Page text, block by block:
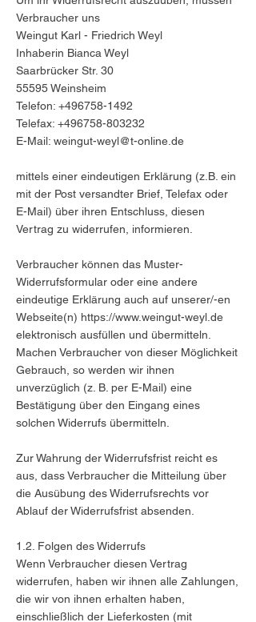
Verbraucher uns
Weingut Karl - Friedrich Weyl
Inhaberin Bianca Weyl
Saarbrücker Str. 30
55595 Weinsheim
Telefon: +496758-1492
Telefax: +496758-803232
E-Mail: weingut-weyl@t-online.de
mittels einer eindeutigen Erklärung (z.B. ein
mit der Post versandter Brief, Telefax oder
E-Mail) über ihren Entschluss, diesen
Vertrag zu widerrufen, informieren.
Verbraucher können das Muster-
Widerrufsformular oder eine andere
eindeutige Erklärung auch auf unserer/-en
Webseite(n) https://www.weingut-weyl.de
elektronisch ausfüllen und übermitteln.
Machen Verbraucher von dieser Möglichkeit
Gebrauch, so werden wir ihnen
unverzüglich (z. B. per E-Mail) eine
Bestätigung über den Eingang eines
solchen Widerrufs übermitteln.
Zur Wahrung der Widerrufsfrist reicht es
aus, dass Verbraucher die Mitteilung über
die Ausübung des Widerrufsrechts vor
Ablauf der Widerrufsfrist absenden.
1.2. Folgen des Widerrufs
Wenn Verbraucher diesen Vertrag
widerrufen, haben wir ihnen alle Zahlungen,
die wir von ihnen erhalten haben,
einschließlich der Lieferkosten (mit